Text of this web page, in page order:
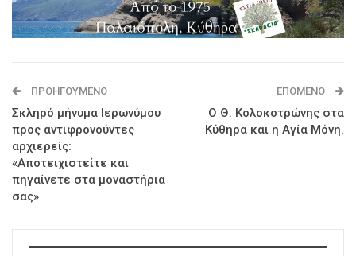
ΠΡΟΗΓΟΎΜΕΝΟ
Σκληρό μήνυμα Ιερωνύμου
προς αντιφρονούντες
αρχιερείς:
«Αποτειχιστείτε και
πηγαίνετε στα μοναστήρια
σας»
ΕΠΌΜΕΝΟ
Ο Θ. Κολοκοτρώνης στα
Κύθηρα και η Αγία Μόνη.